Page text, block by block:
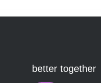
better together